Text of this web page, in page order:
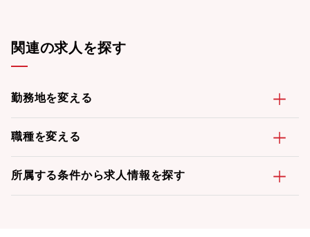
関連の求人を探す
勤務地を変える
職種を変える
所属する条件から求人情報を探す